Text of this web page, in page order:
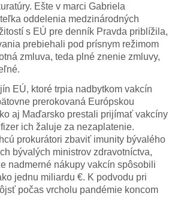
Ešte v marci Gabriela
oddelenia medzinárodných
s EÚ pre denník Pravda priblížila,
prebiehali pod prísnym režimom
zmluva, teda plné znenie zmluvy,
EÚ, ktoré trpia nadbytkom vakcín
prerokovaná Európskou
aj Maďarsko prestali prijímať vakcíny
ich žaluje za nezaplatenie.
prokurátori zbaviť imunity bývalého
bývalých ministrov zdravotníctva,
nadmerné nákupy vakcín spôsobili
jednu miliardu €. K podvodu pri
počas vrcholu pandémie koncom